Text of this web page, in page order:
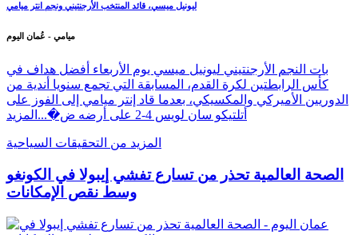
ليونيل ميسي، قائد المنتخب الأرجنتيني ونجم انتر ميامي
ميامي - عُمان اليوم
بات النجم الأرجنتيني ليونيل ميسي يوم الأربعاء أفضل هداف في
كأس الرابطتين لكرة القدم، المسابقة التي تجمع سنويا أندية من
الدوريين الأميركي والمكسيكي، بعدما قاد إنتر ميامي إلى الفوز على
أتلتيكو سان لويس 4-2 على أرضه ض�...
المزيد
المزيد من التحقيقات السياحية
الصحة العالمية تحذر من تسارع تفشي إيبولا في الكونغو
وسط نقص الإمكانات